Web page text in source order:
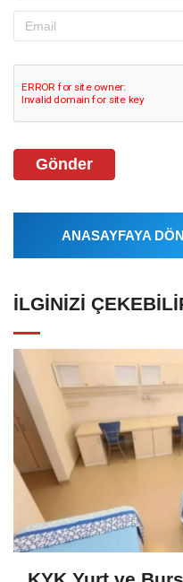
Gönder
ANASAYFAYA
İLGINIZI